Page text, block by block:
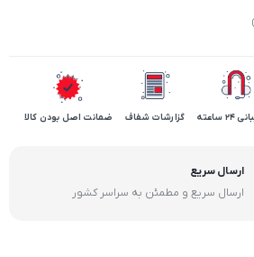
ساعته گزارشات شفاف ضمانت اصل بودن کالا
ارسال سریع
ارسال سریع و مطمئن به سراسر کشور